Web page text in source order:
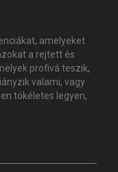
amelyeket
a rejtett és
profivá teszik,
valami, vagy
tökéletes legyen,